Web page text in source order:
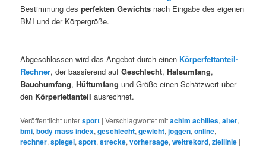
Bestimmung desperfekten Gewichts nach Eingabe des eigenen
BMI und der Körpergröße.
Abgeschlossen wird das Angebot durch einen Körperfettanteil-
Rechner, der bassierend aufGeschlecht,Halsumfang,
Bauchumfang,Hüftumfang und Größe einen Schätzwert über
den Körperfettanteil ausrechnet.
Veröffentlicht untersport |Verschlagwortet mitachim achilles,alter,
bmi,body mass index,geschlecht,gewicht,joggen,online,
rechner,spiegel,sport,strecke,vorhersage,weltrekord,ziellinie |